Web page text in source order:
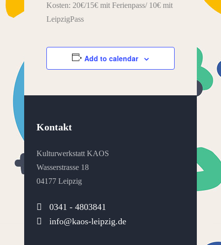
Kosten: 20€/15€ mit Ferienpass/ 10€ mit
LeipzigPass
Add to calendar
Kontakt
Kulturwerkstatt KAOS
Wasserstrasse 18
04177 Leipzig
0341 - 4803841
info@kaos-leipzig.de